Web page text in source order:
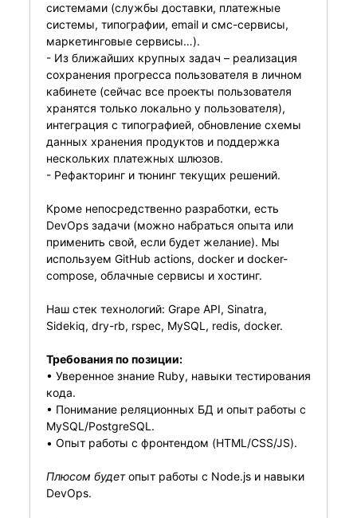
системами (службы доставки, платежные
системы, типографии, email и смс-сервисы,
маркетинговые сервисы…).
- Из ближайших крупных задач – реализация
сохранения прогресса пользователя в личном
кабинете (сейчас все проекты пользователя
хранятся только локально у пользователя),
интеграция с типографией, обновление схемы
данных хранения продуктов и поддержка
нескольких платежных шлюзов.
- Рефакторинг и тюнинг текущих решений.
Кроме непосредственно разработки, есть
DevOps задачи (можно набраться опыта или
применить свой, если будет желание). Мы
используем GitHub actions, docker и docker-
compose, облачные сервисы и хостинг.
Наш стек технологий: Grape API, Sinatra,
Sidekiq, dry-rb, rspec, MySQL, redis, docker.
Требования по позиции:
• Уверенное знание Ruby, навыки тестирования
кода.
• Понимание реляционных БД и опыт работы с
MySQL/PostgreSQL.
• Опыт работы с фронтендом (HTML/CSS/JS).
Плюсом будетопыт работы с Node.js и навыки
DevOps.